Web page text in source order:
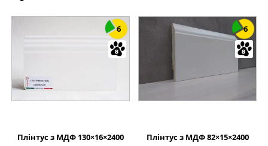
6
Плінтус з МДФ 130×16×2400
6
Плінтус з МДФ 82×15×2400